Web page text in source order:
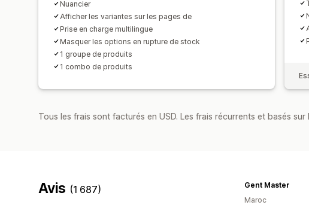
Nuancier
Afficher les variantes sur les pages de
Prise en charge multilingue
Masquer les options en rupture de stock
1 groupe de produits
1 combo de produits
Tous les frais sont facturés en USD. Les frais récurrents et basés
Avis (1 687)
Gent Master
Maroc